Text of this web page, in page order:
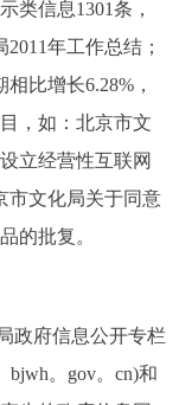
类信息1301条，
年工作总结；
比增长6.28%，
，如：北京市文
立经营性互联网
市文化局关于同意
的批复。
府信息公开专栏
bjwh。gov。cn)和